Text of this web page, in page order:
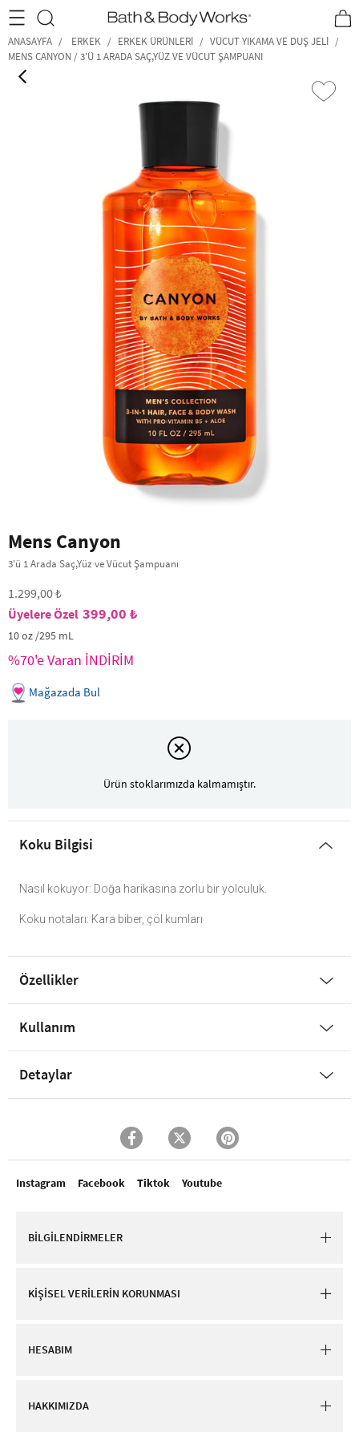
•2200₺ ve Üzeri Kargo Ücretsiz!• *Promosyon Detayları
ANASAYFA ERKEK ERKEK ÜRÜNLERI
VÜCUT YIKAMA VE DUŞ JELI
MENS CANYON / 3'Ü 1 ARADA SAÇ,YÜZ VE VÜCUT ŞAMPUANI
Mens Canyon
3'ü 1 Arada Saç,Yüz ve Vücut Şampuanı
1.299,00 ₺
399,00 ₺
10 oz /295 mL
%70'e Varan İNDİRİM
Mağazada Bul
Ürün stoklarımızda kalmamıştır.
Koku Bilgisi
Nasıl kokuyor: Doğa harikasına zorlu bir yolculuk.
Koku notaları: Kara biber, çöl kumları
Özellikler
Kullanım
Detaylar
Instagram Facebook Tiktok Youtube
BİLGİLENDİRMELER
KİŞİSEL VERİLERİN KORUNMASI
HESABIM
HAKKIMIZDA